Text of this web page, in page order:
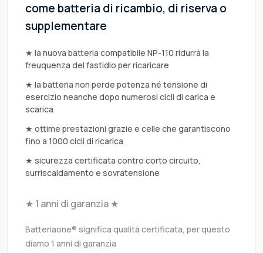
come batteria di ricambio, di riserva o
supplementare
★ la nuova batteria compatibile NP-110 ridurrà la
freuquenza del fastidio per ricaricare
★ la batteria non perde potenza né tensione di
esercizio neanche dopo numerosi cicli di carica e
scarica
★ ottime prestazioni grazie e celle che garantiscono
fino a 1000 cicli di ricarica
★ sicurezza certificata contro corto circuito,
surriscaldamento e sovratensione
★ 1 anni di garanzia ★
Batteriaone® significa qualità certificata, per questo
diamo 1 anni di garanzia